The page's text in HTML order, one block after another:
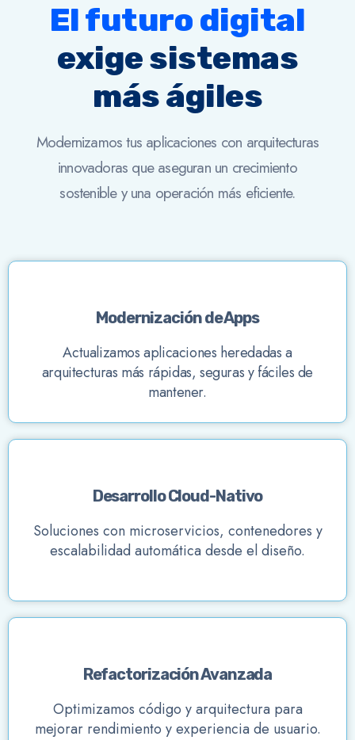
El futuro digital
exige sistemas
más ágiles
Modernizamos tus aplicaciones con arquitecturas
innovadoras que aseguran un crecimiento
sostenible y una operación más eficiente.
Modernización de Apps
Actualizamos aplicaciones heredadas a
arquitecturas más rápidas, seguras y fáciles de
mantener.
Desarrollo Cloud-Nativo
Soluciones con microservicios, contenedores y
escalabilidad automática desde el diseño.
Refactorización Avanzada
Optimizamos código y arquitectura para
mejorar rendimiento y experiencia de usuario.